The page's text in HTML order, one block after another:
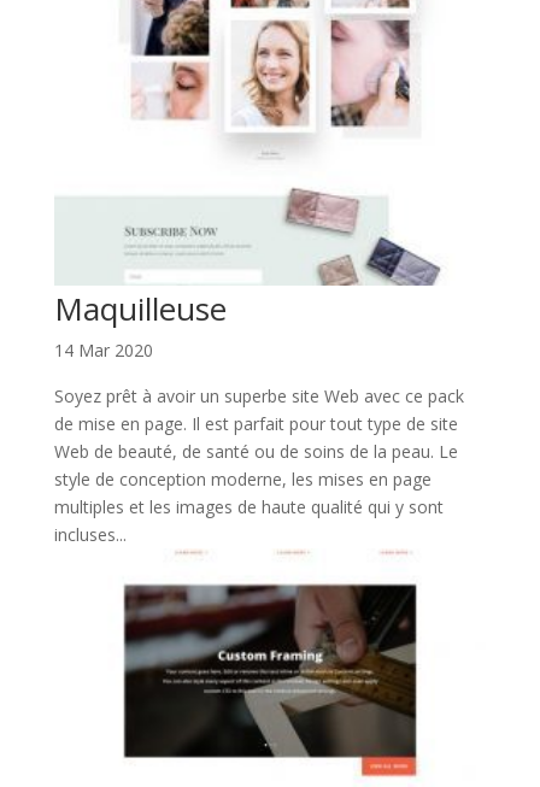
Maquilleuse
14 Mar 2020
Soyez prêt à avoir un superbe site Web avec ce pack
de mise en page. Il est parfait pour tout type de site
Web de beauté, de santé ou de soins de la peau. Le
style de conception moderne, les mises en page
multiples et les images de haute qualité qui y sont
incluses...